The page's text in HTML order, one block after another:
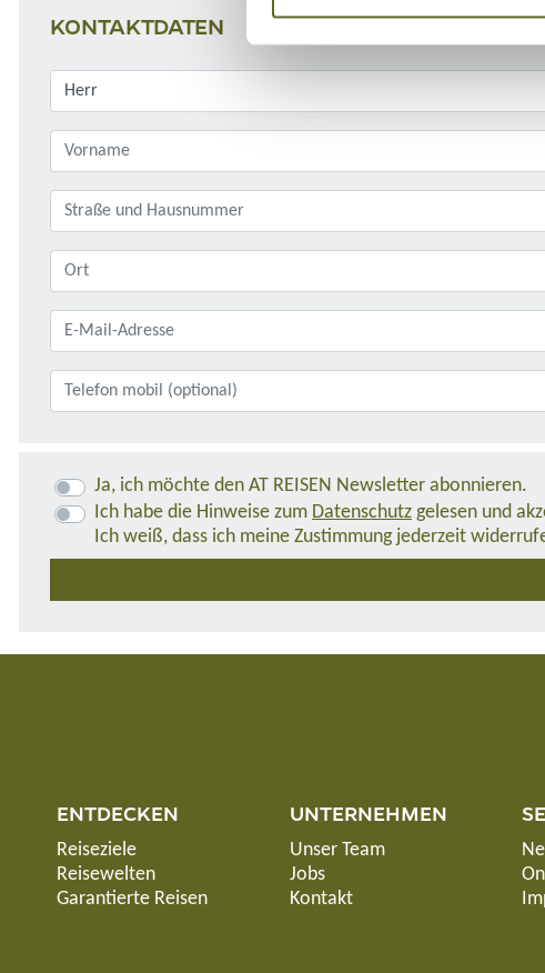
KONTAKTDATEN
Ja, ich möchte den AT REISEN Newsletter abonnieren.
Ich habe die Hinweise zum Datenschutz gelesen und
Ich weiß, dass ich meine Zustimmung jederzeit
ENTDECKEN
Reiseziele
Reisewelten
Garantierte Reisen
UNTERNEHMEN
Unser Team
Jobs
Kontakt